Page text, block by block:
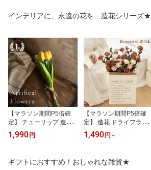
大きい おしゃれ かわい
い 一輪挿し 花束 造花 ド
ワー インテリア シンプ
ル 韓国雑貨 韓国インテ
リア 北欧 新築祝い 返金
保証
大型 小さい 大きい 一輪
挿し 花束 ドライフラワ
北欧 韓国インテリア 花
器 新築祝い リビング ダ
イニング 玄関 エントラ
ンス 寝室
インテリアに、永遠の花を…造花シリーズ★
【マラソン期間P5倍確
定】 チューリップ 造花
ドライフラワー フェイク
フラワー ハンドメイドフ
ドライフラワー花束 花束
ドライフラワースワッグ
1,990 円
【マラソン期間P5倍確
定】 造花 ドライフラワ
ー風ローズ 薔薇 バラ ピ
ンク ホワイト 花束セッ
しゃれ かわいい ギフト
インテリア造花 大量 プ
1,490 円 ～
ギフトにおすすめ！おしゃれな雑貨★